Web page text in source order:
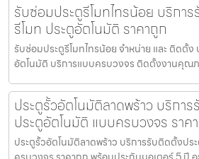
รับซ่อมประตูรีโมทไทรน้อย บริกา
รีโมท ประตูอัตโนมัติ ราคาถูก
รับซ่อมประตูรีโมทไทรน้อย จำหน่าย และ ติดตั้ง
อัตโนมัติ บริการแบบครบวงจร ติดตั้งงานคุณภ
ประตูรั้วอัตโนมัติลาดพร้าว บริกา
ประตูอัตโนมัติ แบบครบวงจร ราค
ประตูรั้วอัตโนมัติลาดพร้าว บริการรับติดตั้งปร